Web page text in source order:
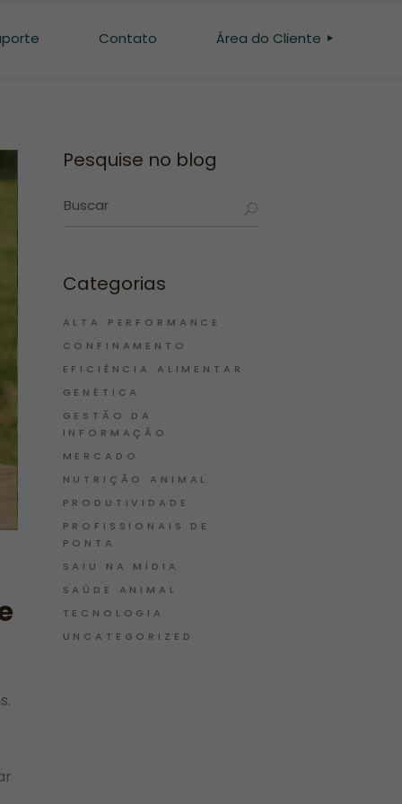
Contato Área do Cliente
SISTEMA INTERGADO
Pesquise no blog
Categorias
ALTA PERFORMANCE
CONFINAMENTO
EFICIÊNCIA ALIMENTAR
GENÉTICA
GESTÃO DA
INFORMAÇÃO
MERCADO
NUTRIÇÃO ANIMAL
PRODUTIVIDADE
PROFISSIONAIS DE
PONTA
SAIU NA MÍDIA
SAÚDE ANIMAL
TECNOLOGIA
UNCATEGORIZED